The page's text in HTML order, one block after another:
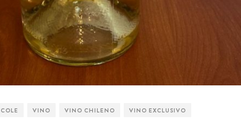
VINO VINO CHILENO VINO EXCLUSIVO